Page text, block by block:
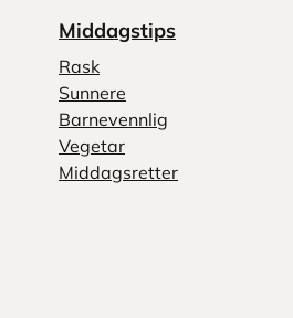
Middagstips
Rask
Sunnere
Barnevennlig
Vegetar
Middagsretter